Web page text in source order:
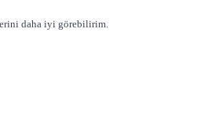
daha iyi görebilirim.